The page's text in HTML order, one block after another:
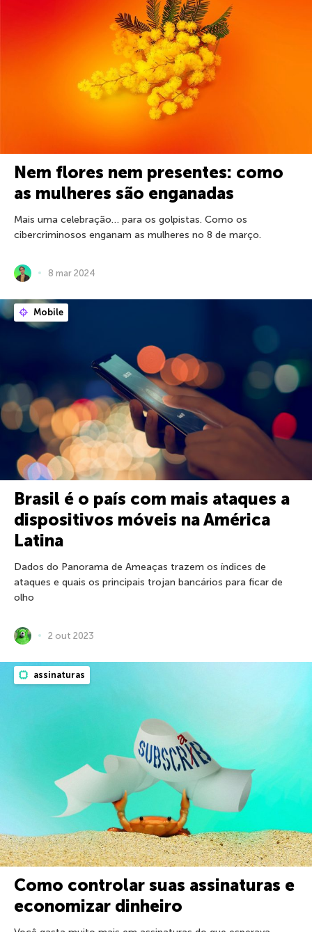
Nem flores nem presentes: como
as mulheres são enganadas
Mais uma celebração… para os golpistas. Como os
cibercriminosos enganam as mulheres no 8 de março.
8 mar 2024
Mobile
Brasil é o país com mais ataques a
dispositivos móveis na América
Latina
Dados do Panorama de Ameaças trazem os índices de
ataques e quais os principais trojan bancários para ficar de
olho
2 out 2023
assinaturas
Como controlar suas assinaturas e
economizar dinheiro